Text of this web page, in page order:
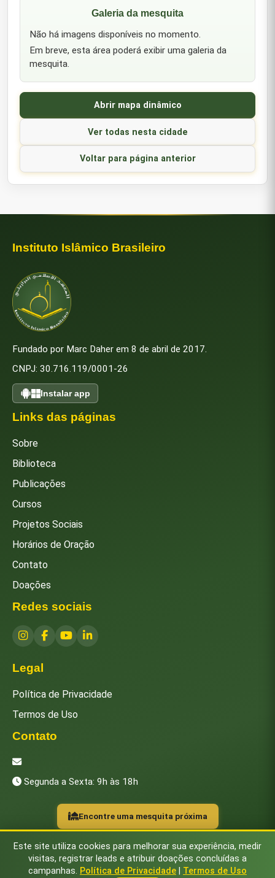
Galeria da mesquita
Não há imagens disponíveis no momento.
Em breve, esta área poderá exibir uma galeria da
mesquita.
Abrir mapa dinâmico
Ver todas nesta cidade
Voltar para página anterior
Instituto Islâmico Brasileiro
Fundado por Marc Daher em 8 de abril de 2017.
CNPJ: 30.716.119/0001-26
Instalar app
Links das páginas
Sobre
Biblioteca
Publicações
Cursos
Projetos Sociais
Horários de Oração
Contato
Doações
Redes sociais
Legal
Política de Privacidade
Termos de Uso
Contato
Segunda a Sexta: 9h às 18h
Encontre uma mesquita próxima
© 2026 Instituto Islâmico Brasileiro. Todos os direitos
Este site utiliza cookies para melhorar sua experiência, medir
visitas, registrar leads e atribuir doações concluídas a
campanhas. Política de Privacidade Termos de Uso